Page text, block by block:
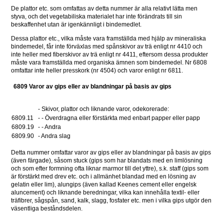
De plattor etc. som omfattas av detta nummer är alla relativt lätta men
styva, och det vegetabiliska materialet har inte förändrats till sin
beskaffenhet utan är igenkännligt i bindemedlet.
Dessa plattor etc., vilka måste vara framställda med hjälp av mineraliska
bindemedel, får inte förväxlas med spånskivor av trä enligt nr 4410 och
inte heller med fiberskivor av trä enligt nr 4411, eftersom dessa produkter
måste vara framställda med organiska ämnen som bindemedel. Nr 6808
omfattar inte heller presskork (nr 4504) och varor enligt nr 6811.
6809 Varor av gips eller av blandningar på basis av gips
- Skivor, plattor och liknande varor, odekorerade:
6809.11
- - Överdragna eller förstärkta med enbart papper eller papp
6809.19 - - Andra
6809.90 - Andra slag
Detta nummer omfattar varor av gips eller av blandningar på basis av gips
(även färgade), såsom stuck (gips som har blandats med en limlösning
och som efter formning ofta liknar marmor till det yttre), s.k. staff (gips som
är förstärkt med drev etc. och i allmänhet blandad med en lösning av
gelatin eller lim), alungips (även kallad Keenes cement eller engelsk
aluncement) och liknande beredningar, vilka kan innehålla textil- eller
träfibrer, sågspån, sand, kalk, slagg, fosfater etc. men i vilka gips utgör den
väsentliga beståndsdelen.